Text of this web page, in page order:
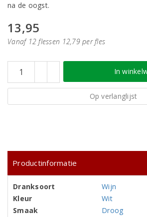
na de oogst.
13,95
Vanaf 12 flessen 12,79 per fles
In
Op verlanglijst
Productinformatie
Dranksoort
Wijn
Kleur
Wit
Smaak
Droog